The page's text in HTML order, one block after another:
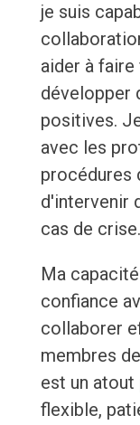
je suis
aider à
développer
positives.
avec les
procédures
d'intervenir
cas de crise.
Ma
confiance
collaborer
membres
est un
flexible,